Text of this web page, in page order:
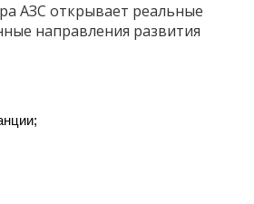
АЗС открывает реальные
направления развития